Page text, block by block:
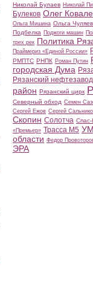
Николай Булаев Николай
Булеков Олег
Ольга Мишина Ольга
Подбелка Поджоги машин
трех рек Политика
Праймериз «Единой России»
РМПТС РНПК Роман Путин
городская Дума
Рязанский нефтезавод
район Рязанский цирк
Северный обход Семен
Сергей Ежов Сергей
Скопин Солотча Спас-
«Премьер» Трасса М5
области Федор
ЭРА